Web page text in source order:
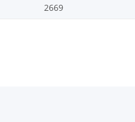
2669